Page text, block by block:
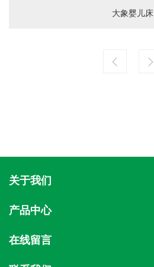
大象婴儿床
关于我们
产品中心
在线留言